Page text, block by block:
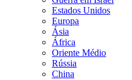
Estados Unidos
Europa
Ásia
África
Oriente Médio
Rússia
China